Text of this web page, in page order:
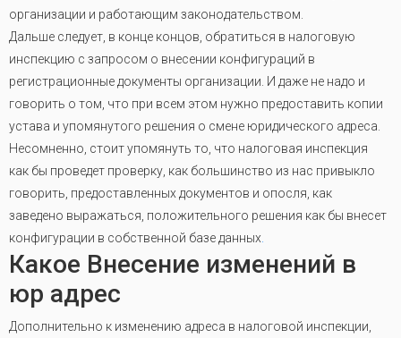
организации и работающим законодательством.
Дальше следует, в конце концов, обратиться в налоговую
инспекцию с запросом о внесении конфигураций в
регистрационные документы организации. И даже не надо и
говорить о том, что при всем этом нужно предоставить копии
устава и упомянутого решения о смене юридического адреса.
Несомненно, стоит упомянуть то, что налоговая инспекция
как бы проведет проверку, как большинство из нас привыкло
говорить, предоставленных документов и опосля, как
заведено выражаться, положительного решения как бы внесет
конфигурации в собственной базе данных
Какое Внесение изменений в
юр адрес
Дополнительно к изменению адреса в налоговой инспекции,